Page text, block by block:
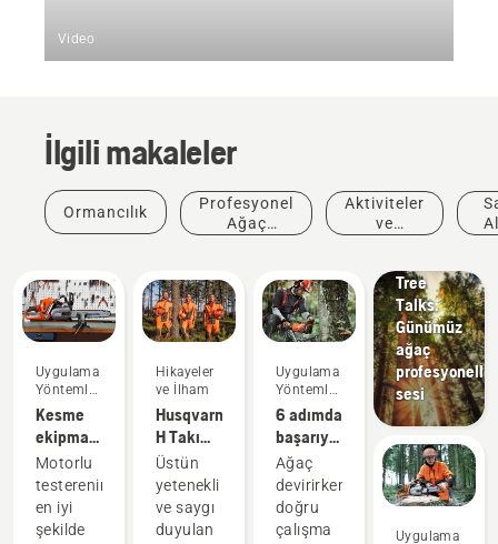
Video
İlgili makaleler
Ormancılık
Profesyonel
Ağaç
Aktiviteler
ve
Uygulama
Yöntemleri
ve
Kılavuzlar
Kesme
ekipmanınıza
özen
gösterin
Motorlu
testerenin
en iyi
şekilde
Ürünler ve
Yenilikler
#NEWCHAINSAWGENERATION
Hikayeler
ve İlham
Husqvarna
H Takımı
ile
tanışın -
en zorlu
kullanıcılarımız
Üstün
yetenekli
ve saygı
duyulan
Ürünler ve
Uygulama
Yöntemleri
ve
Kılavuzlar
6 adımda
başarıyla
ağaç
devirme
Ağaç
devirirken
doğru
çalışma
Hikayeler
ve İlham
Tree
Talks:
Günümüz
ağaç
sesi
Uygulama